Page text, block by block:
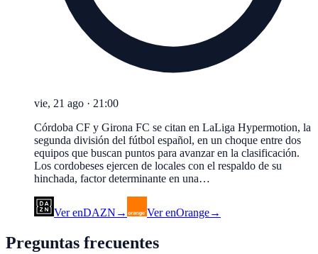
vie, 21 ago · 21:00
Córdoba CF y Girona FC se citan en LaLiga Hypermotion, la
segunda división del fútbol español, en un choque entre dos
equipos que buscan puntos para avanzar en la clasificación.
Los cordobeses ejercen de locales con el respaldo de su
hinchada, factor determinante en una…
Ver enDAZN → Ver enOrange→
Preguntas frecuentes